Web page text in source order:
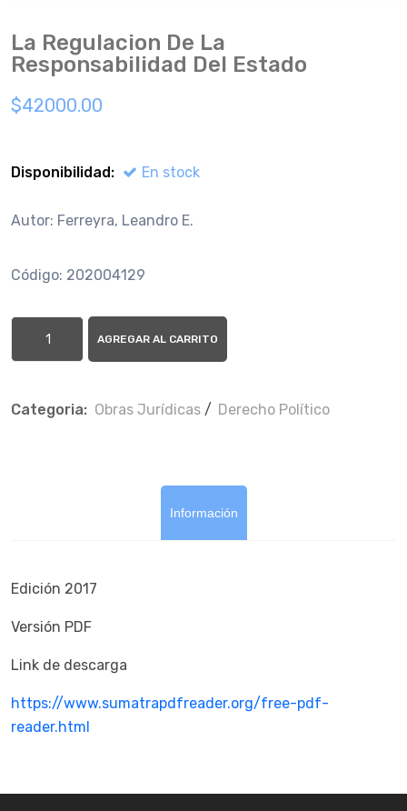
La Regulacion De La
Responsabilidad Del Estado
$42000.00
Disponibilidad: En stock
Autor: Ferreyra, Leandro E.
Código: 202004129
AGREGAR AL CARRITO
Categoria: Obras Jurí­dicas / Derecho Político
Información
Edición 2017
Versión PDF
Link de descarga
https://www.sumatrapdfreader.org/free-pdf-
reader.html